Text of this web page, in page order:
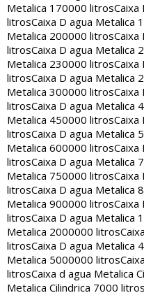
Metalica 170000 litrosCaixa
litrosCaixa D agua Metalica
Metalica 200000 litrosCaixa
litrosCaixa D agua Metalica
Metalica 230000 litrosCaixa
litrosCaixa D agua Metalica
Metalica 300000 litrosCaixa
litrosCaixa D agua Metalica
Metalica 450000 litrosCaixa
litrosCaixa D agua Metalica
Metalica 600000 litrosCaixa
litrosCaixa D agua Metalica
Metalica 750000 litrosCaixa
litrosCaixa D agua Metalica
Metalica 900000 litrosCaixa
litrosCaixa D agua Metalica
Metalica 2000000 litros
litrosCaixa D agua Metalica
Metalica 5000000 litros
litrosCaixa d agua Metalica
Metalica Cilindrica 7000 litros